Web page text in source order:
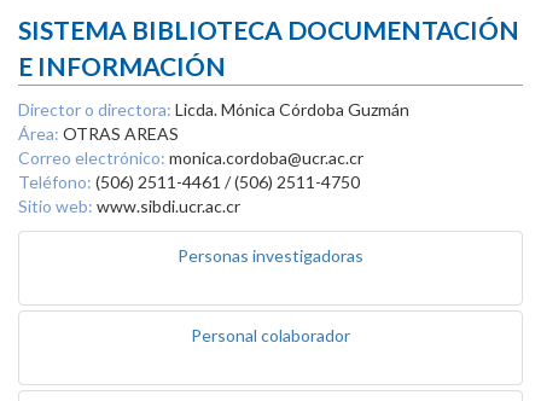
SISTEMA BIBLIOTECA DOCUMENTACIÓN
E INFORMACIÓN
Director o directora: Licda. Mónica Córdoba Guzmán
Área: OTRAS AREAS
Correo electrónico: monica.cordoba@ucr.ac.cr
Teléfono: (506) 2511-4461 / (506) 2511-4750
Sitio web: www.sibdi.ucr.ac.cr
Personas investigadoras
Personal colaborador